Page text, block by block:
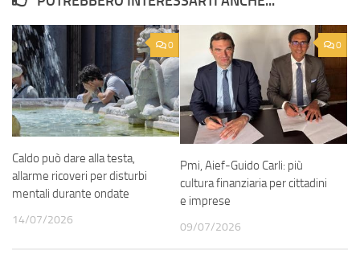
0
Caldo può dare alla testa,
allarme ricoveri per disturbi
mentali durante ondate
14/07/2026
0
Pmi, Aief-Guido Carli: più
cultura finanziaria per cittadini
e imprese
09/07/2026